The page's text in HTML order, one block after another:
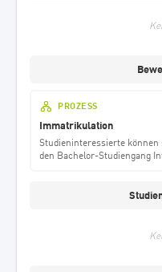
PROZESS
Immatrikulation
Studieninteressierte können
den Bachelor-Studiengang
Studiengang IT-Sicherheit).
ein Studierendenvertrag mit